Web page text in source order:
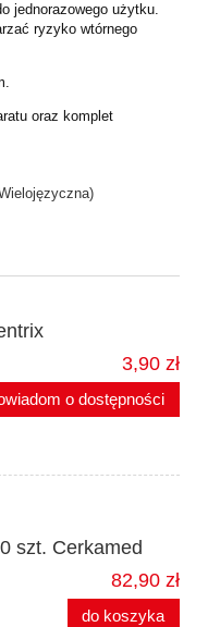
jednorazowego użytku.
ryzyko wtórnego
oraz komplet
3,90 zł
o dostępności
szt. Cerkamed
82,90 zł
do koszyka